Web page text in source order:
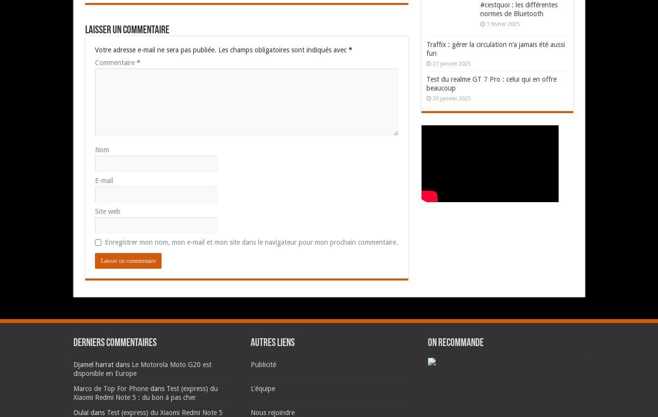
Laisser un commentaire
Votre adresse e-mail ne sera pas publiée. Les champs obligatoires sont indiqués avec *
Commentaire *
Nom
E-mail
Site web
Enregistrer mon nom, mon e-mail et mon site dans le navigateur pour mon prochain commentaire.
#cestquoi : les différentes
normes de Bluetooth
1 février 2025
Traffix : gérer la circulation n’a jamais été aussi
fun
27 janvier 2025
Test du realme GT 7 Pro : celui qui en offre
beaucoup
20 janvier 2025
Derniers commentaires
Djamel harratdans Le Motorola Moto G20 est
disponible en Europe
Marco de Top For Phonedans Test (express) du
Xiaomi Redmi Note 5 : du bon à pas cher
Oulaïdans Test (express) du Xiaomi Redmi Note 5
AUTRES LIENS
Publicité
L'équipe
Nous rejoindre
ON RECOMMANDE